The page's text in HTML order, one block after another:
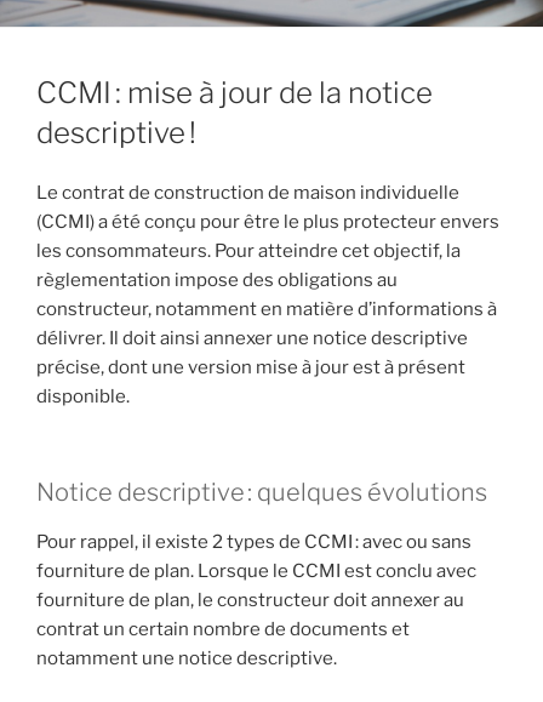
CCMI : mise à jour de la notice
descriptive !
Le contrat de construction de maison individuelle
(CCMI) a été conçu pour être le plus protecteur envers
les consommateurs. Pour atteindre cet objectif, la
règlementation impose des obligations au
constructeur, notamment en matière d’informations à
délivrer. Il doit ainsi annexer une notice descriptive
précise, dont une version mise à jour est à présent
disponible.
Notice descriptive : quelques évolutions
Pour rappel, il existe 2 types de CCMI : avec ou sans
fourniture de plan. Lorsque le CCMI est conclu avec
fourniture de plan, le constructeur doit annexer au
contrat un certain nombre de documents et
notamment une notice descriptive.